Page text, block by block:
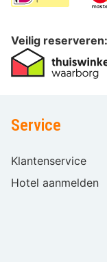
Veilig reserveren:
Service
Klantenservice
Hotel aanmelden